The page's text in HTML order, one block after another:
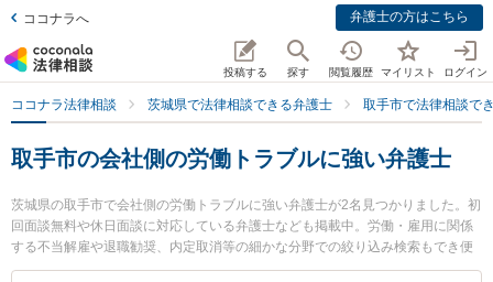
ココナラへ 弁護士の方はこちら
投稿する 探す 閲覧履歴 マイリスト ログイン
ココナラ法律相談 茨城県で法律相談できる弁護士 取手市で法律相談で
取手市の会社側の労働トラブルに強い弁護士
茨城県の取手市で会社側の労働トラブルに強い弁護士が2名見つかりました。初
回面談無料や休日面談に対応している弁護士なども掲載中。労働・雇用に関係
する不当解雇や退職勧奨、内定取消等の細かな分野での絞り込み検索もでき便
利です。特に平島法律事務所の平島 雅人弁護士や取手駅前法律事務所の大関 太